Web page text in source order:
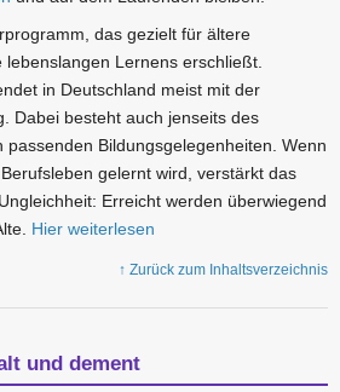
das gezielt für ältere
lebenslangen Lernens erschließt.
in Deutschland meist mit der
Dabei besteht auch jenseits des
passenden Bildungsgelegenheiten. Wenn
gelernt wird, verstärkt das
Erreicht werden überwiegend
Hier weiterlesen
↑ Zurück zum Inhaltsverzeichnis
und dement